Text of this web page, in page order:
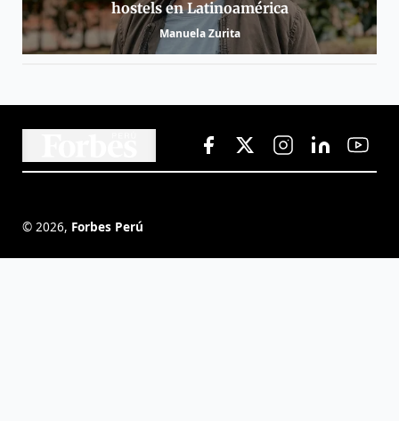
hostels en Latinoamérica
Manuela Zurita
© 2026, Forbes Perú